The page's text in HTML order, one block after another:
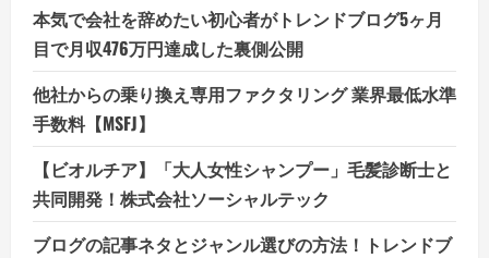
本気で会社を辞めたい初心者がトレンドブログ5ヶ月
目で月収476万円達成した裏側公開
他社からの乗り換え専用ファクタリング 業界最低水準
手数料【MSFJ】
【ビオルチア】「大人女性シャンプー」毛髪診断士と
共同開発！株式会社ソーシャルテック
ブログの記事ネタとジャンル選びの方法！トレンドブ